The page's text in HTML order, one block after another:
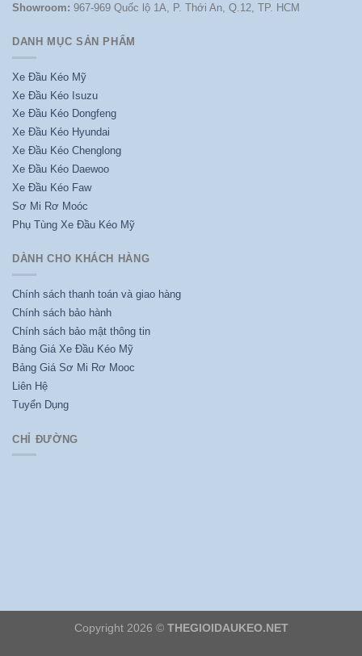
Showroom: 967-969 Quốc lộ 1A, P. Thới An, Q.12, TP. HCM
DANH MỤC SẢN PHẨM
Xe Đầu Kéo Mỹ
Xe Đầu Kéo Isuzu
Xe Đầu Kéo Dongfeng
Xe Đầu Kéo Hyundai
Xe Đầu Kéo Chenglong
Xe Đầu Kéo Daewoo
Xe Đầu Kéo Faw
Sơ Mi Rơ Moóc
Phụ Tùng Xe Đầu Kéo Mỹ
DÀNH CHO KHÁCH HÀNG
Chính sách thanh toán và giao hàng
Chính sách bảo hành
Chính sách bảo mật thông tin
Bảng Giá Xe Đầu Kéo Mỹ
Bảng Giá Sơ Mi Rơ Mooc
Liên Hệ
Tuyển Dụng
CHỈ ĐƯỜNG
Copyright 2026 © THEGIOIDAUKEO.NET